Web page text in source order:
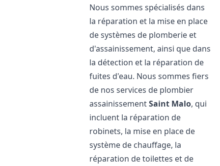
Nous sommes spécialisés dans
la réparation et la mise en place
de systèmes de plomberie et
d'assainissement, ainsi que dans
la détection et la réparation de
fuites d'eau. Nous sommes fiers
de nos services de plombier
assainissementSaint Malo, qui
incluent la réparation de
robinets, la mise en place de
système de chauffage, la
réparation de toilettes et de